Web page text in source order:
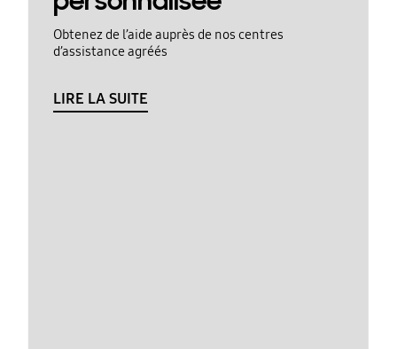
Obtenez de l’aide auprès de nos centres
d’assistance agréés
LIRE LA SUITE